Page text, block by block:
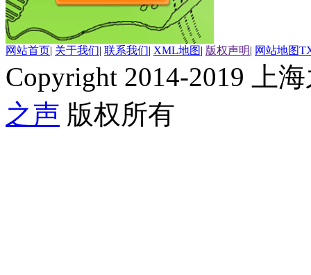
网站首页| 关于我们| 联系我们| XML地图| 版权声明| 网站地图
Copyright 2014-2019 上
之声 版权所有